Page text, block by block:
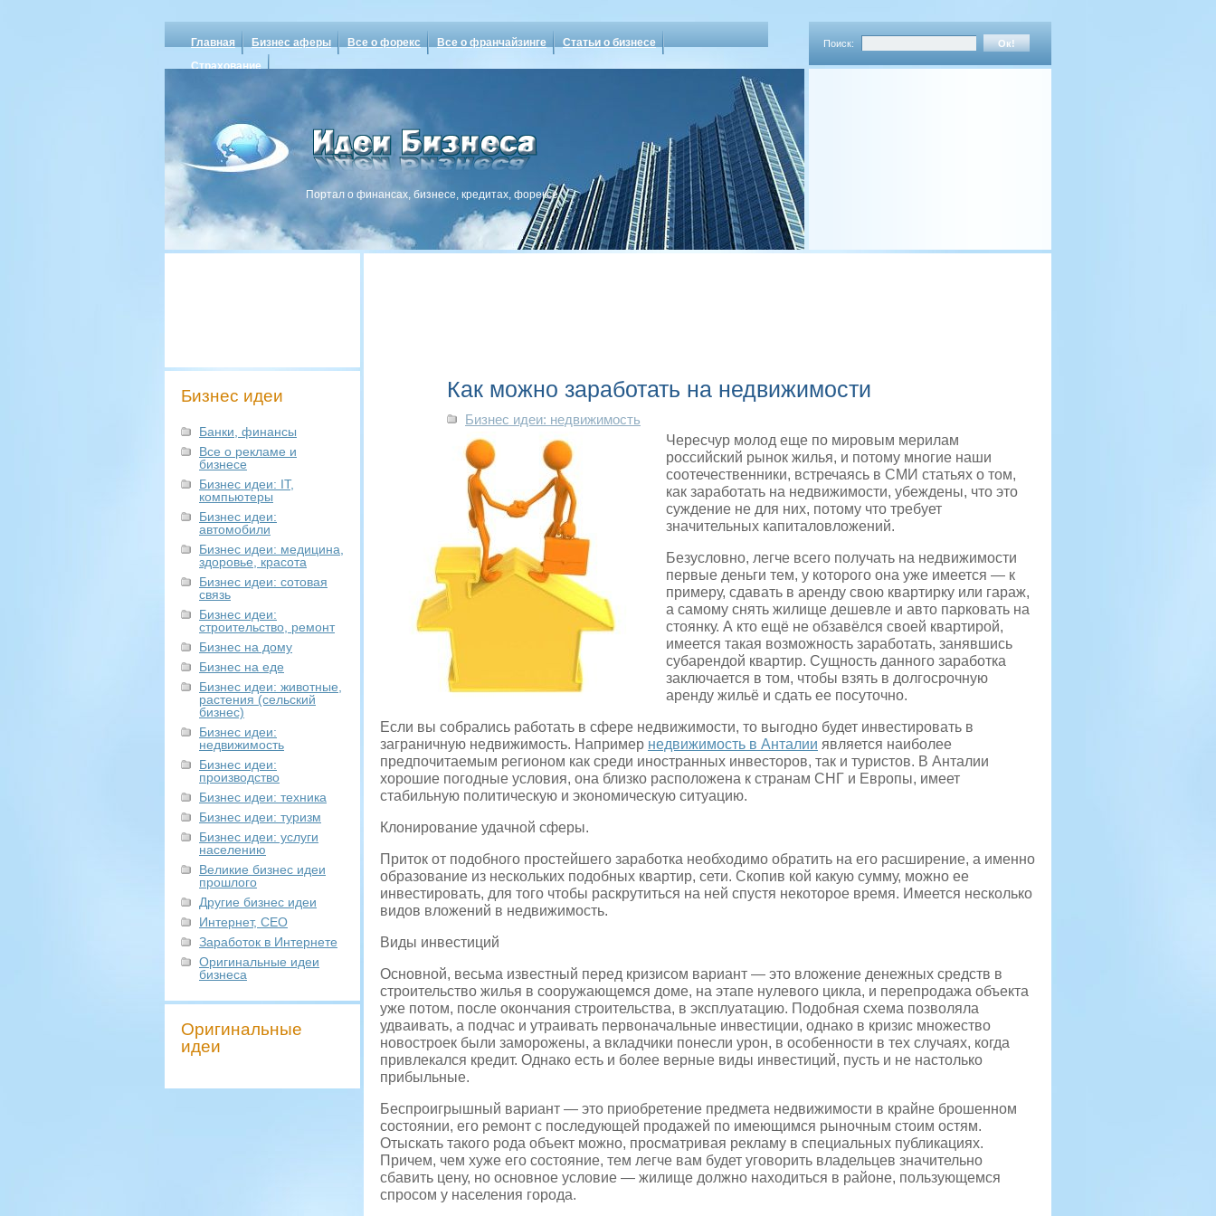
Главная Бизнес аферы Все о форекс Все о франчайзинге
Статьи о бизнесе
Страхование
Поиск:
Портал о финансах, бизнесе, кредитах, форексе
Бизнес идеи
Банки, финансы
Все о рекламе и
бизнесе
Бизнес идеи: IT,
компьютеры
Бизнес идеи:
автомобили
Бизнес идеи: медицина,
здоровье, красота
Бизнес идеи: сотовая
связь
Бизнес идеи:
строительство, ремонт
Бизнес на дому
Бизнес на еде
Бизнес идеи: животные,
растения (сельский
бизнес)
Бизнес идеи:
недвижимость
Бизнес идеи:
производство
Бизнес идеи: техника
Бизнес идеи: туризм
Бизнес идеи: услуги
населению
Великие бизнес идеи
прошлого
Другие бизнес идеи
Интернет, СЕО
Заработок в Интернете
Оригинальные идеи
бизнеса
Оригинальные
идеи
Как можно заработать на недвижимости
Бизнес идеи: недвижимость
Чересчур молод еще по мировым мерилам
российский рынок жилья, и потому многие наши
соотечественники, встречаясь в СМИ статьях о том,
как заработать на недвижимости, убеждены, что это
суждение не для них, потому что требует
значительных капиталовложений.
Безусловно, легче всего получать на недвижимости
первые деньги тем, у которого она уже имеется — к
примеру, сдавать в аренду свою квартирку или гараж,
а самому снять жилище дешевле и авто парковать на
стоянку. А кто ещё не обзавёлся своей квартирой,
имеется такая возможность заработать, занявшись
субарендой квартир. Сущность данного заработка
заключается в том, чтобы взять в долгосрочную
аренду жильё и сдать ее посуточно.
Если вы собрались работать в сфере недвижимости, то выгодно будет инвестировать в
заграничную недвижимость. Например недвижимость в Анталии является наиболее
предпочитаемым регионом как среди иностранных инвесторов, так и туристов. В Анталии
хорошие погодные условия, она близко расположена к странам СНГ и Европы, имеет
стабильную политическую и экономическую ситуацию.
Клонирование удачной сферы.
Приток от подобного простейшего заработка необходимо обратить на его расширение, а именно
образование из нескольких подобных квартир, сети. Скопив кой какую сумму, можно ее
инвестировать, для того чтобы раскрутиться на ней спустя некоторое время. Имеется несколько
видов вложений в недвижимость.
Виды инвестиций
Основной, весьма известный перед кризисом вариант — это вложение денежных средств в
строительство жилья в сооружающемся доме, на этапе нулевого цикла, и перепродажа объекта
уже потом, после окончания строительства, в эксплуатацию. Подобная схема позволяла
удваивать, а подчас и утраивать первоначальные инвестиции, однако в кризис множество
новостроек были заморожены, а вкладчики понесли урон, в особенности в тех случаях, когда
привлекался кредит. Однако есть и более верные виды инвестиций, пусть и не настолько
прибыльные.
Беспроигрышный вариант — это приобретение предмета недвижимости в крайне брошенном
состоянии, его ремонт с последующей продажей по имеющимся рыночным стоим остям.
Отыскать такого рода объект можно, просматривая рекламу в специальных публикациях.
Причем, чем хуже его состояние, тем легче вам будет уговорить владельцев значительно
сбавить цену, но основное условие — жилище должно находиться в районе, пользующемся
спросом у населения города.